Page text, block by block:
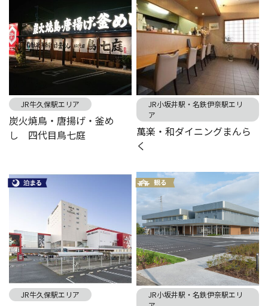
JR牛久保駅エリア
炭火焼鳥・唐揚げ・釜め
し 四代目鳥七庭
JR小坂井駅・名鉄伊奈駅エリ
ア
萬楽・和ダイニングまんら
く
JR牛久保駅エリア
JR小坂井駅・名鉄伊奈駅エリ